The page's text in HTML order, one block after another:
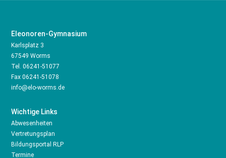
Eleonoren-Gymnasium
Karlsplatz 3
67549 Worms
Tel.06241-51077
Fax 06241-51078
info@elo-worms.de
Wichtige Links
Abwesenheiten
Vertretungsplan
Bildungsportal RLP
Termine